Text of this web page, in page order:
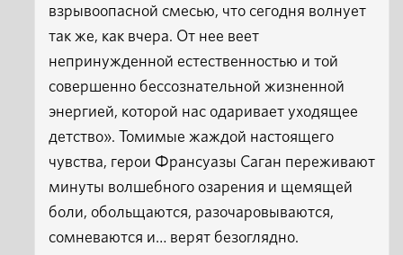
взрывоопасной смесью, что сегодня волнует
так же, как вчера. От нее веет
непринужденной естественностью и той
совершенно бессознательной жизненной
энергией, которой нас одаривает уходящее
детство». Томимые жаждой настоящего
чувства, герои Франсуазы Саган переживают
минуты волшебного озарения и щемящей
боли, обольщаются, разочаровываются,
сомневаются и… верят безоглядно.